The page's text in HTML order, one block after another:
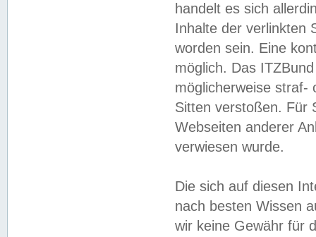
handelt es sich
Inhalte der verlinkten
worden sein. Eine
möglich. Das
möglicherweise straf-
Sitten verstoßen. Für
Webseiten anderer
verwiesen wurde.
Die sich auf diesen
nach besten Wissen
wir keine Gewähr für